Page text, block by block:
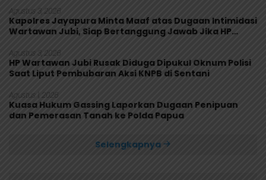
Agustus 3, 2026
Kapolres Jayapura Minta Maaf atas Dugaan Intimidasi
Wartawan Jubi, Siap Bertanggung Jawab Jika HP
Agustus 3, 2026
HP Wartawan Jubi Rusak Diduga Dipukul Oknum Polisi
Saat Liput Pembubaran Aksi KNPB di Sentani
Agustus 1, 2026
Kuasa Hukum Gassing Laporkan Dugaan Penipuan
dan Pemerasan Tanah ke Polda Papua
Selengkapnya